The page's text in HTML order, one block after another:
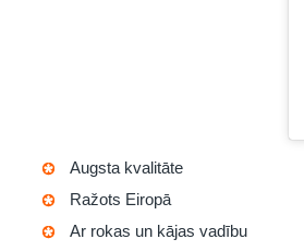
Augsta kvalitāte
Ražots Eiropā
Ar rokas un kājas vadību